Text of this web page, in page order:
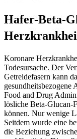
Hafer-Beta-
Koronare
Todesursache. Der
Getreidefasern kann
gesundheitsbezogene
Food and Drug
lösliche Beta-Glucan-
können. Nur wenige
Seitdem wurde eine
die Beziehung